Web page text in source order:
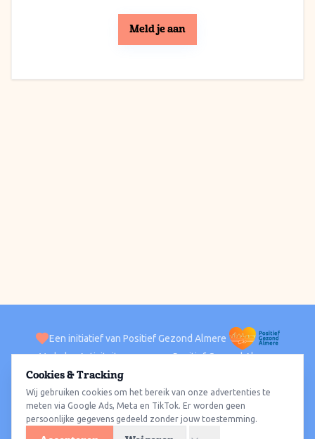
Meld je aan
Een initiatief van Positief Gezond Almere
VerhalenActiviteiten Positief Gezond Almere
ACTIVITEITEN PER WIJK
Alle wijkenAlmere HavenAlmere StadAlmere BuitenAlmere Poort
Almere HoutAlmere OosterwoldWat te doen
Cookies & Tracking
Wij gebruiken cookies om het bereik van onze advertenties te
meten via Google Ads, Meta en TikTok. Er worden geen
persoonlijke gegevens gedeeld zonder jouw toestemming.